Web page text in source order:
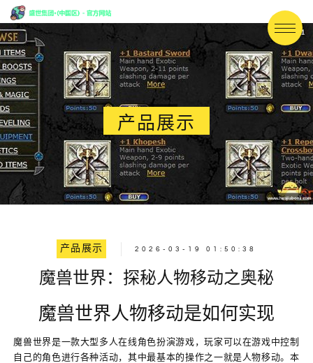
产品展示
产品展示 2026-03-19 01:50:38
魔兽世界：探秘人物移动之奥秘
魔兽世界人物移动是如何实现
魔兽世界是一款大型多人在线角色扮演游戏，玩家可以在游戏中控制
自己的角色进行各种活动，其中最基本的操作之一就是人物移动。本